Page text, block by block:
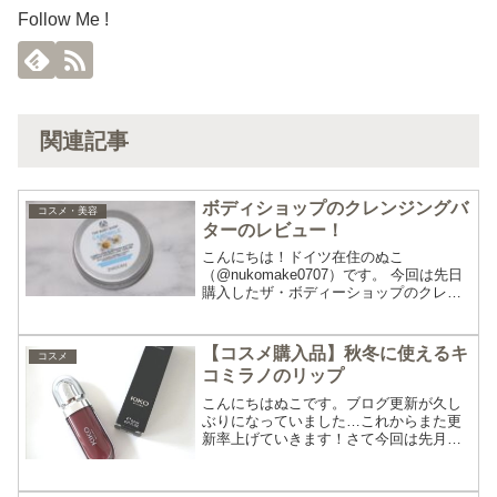
Follow Me !
関連記事
コスメ・美容
ボディショップのクレンジングバ
ターのレビュー！
こんにちは！ドイツ在住のぬこ
（@nukomake0707）です。 今回は先日
購入したザ・ボディーショップのクレン
イズを購入してみました。クレンジング
をお探しの方はぜひ...
コスメ
【コスメ購入品】秋冬に使えるキ
コミラノのリップ
こんにちはぬこです。ブログ更新が久し
ぶりになっていました…これからまた更
新率上げていきます！さて今回は先月購
愛くて秋冬に活躍してくれそうなリップ